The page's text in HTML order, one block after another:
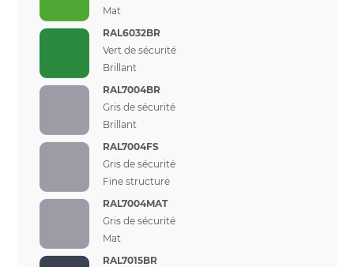
Mat
RAL6032BR
Vert de sécurité
Brillant
RAL7004BR
Gris de sécurité
Brillant
RAL7004FS
Gris de sécurité
Fine structure
RAL7004MAT
Gris de sécurité
Mat
RAL7015BR